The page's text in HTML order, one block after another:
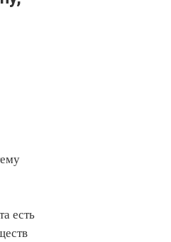
есть